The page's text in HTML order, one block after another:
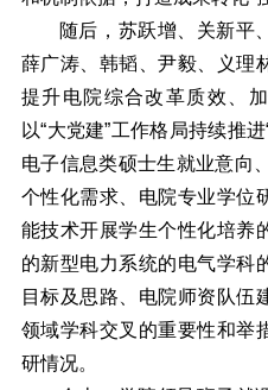
随后，苏跃增、关新平
薛广涛、韩韬、尹毅、义理
提升电院综合改革质效、
以“大党建”工作格局持续推
电子信息类硕士生就业意向
个性化需求、电院专业学位
能技术开展学生个性化培养
的新型电力系统的电气学科
目标及思路、电院师资队伍
领域学科交叉的重要性和举
研情况。